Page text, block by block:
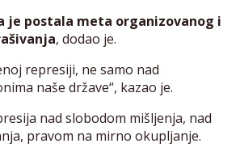
je postala meta organizovanog i
, dodao je.
represiji, ne samo nad
naše države“, kazao je.
nad slobodom mišljenja, nad
pravom na mirno okupljanje.